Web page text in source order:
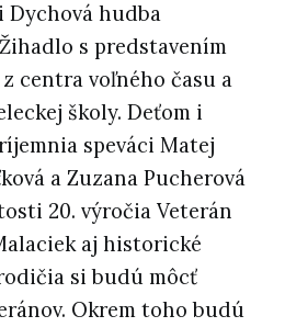
Dychová hudba
s predstavením
centra voľného času a
školy. Deťom i
speváci Matej
ková a Zuzana Pucherová
20. výročia Veterán
aj historické
čia si budú môcť
Okrem toho budú